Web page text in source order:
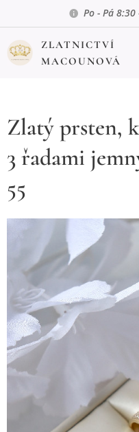
Po - Pá
ZLATNICTVÍ
MACOUNOVÁ
Zlatý prsten,
3 řadami
55